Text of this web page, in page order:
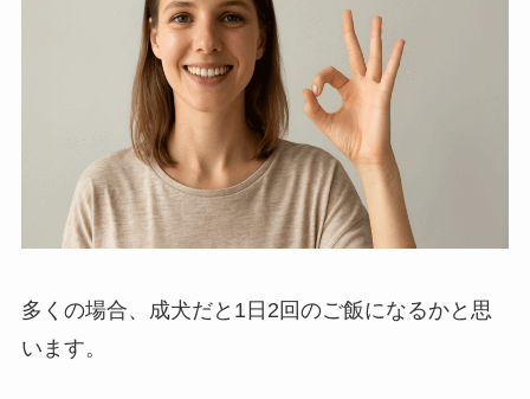
多くの場合、成犬だと1日2回のご飯になるかと思
います。